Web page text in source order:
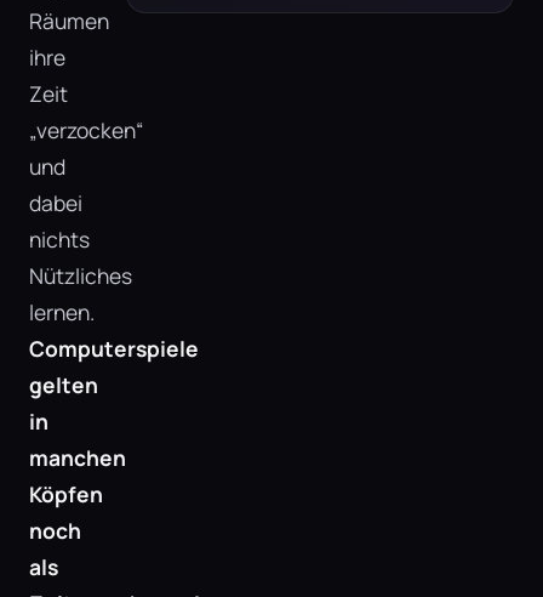
Räumen
ihre
Zeit
„verzocken“
und
dabei
nichts
Nützliches
lernen.
Computerspiele
gelten
in
manchen
Köpfen
noch
als